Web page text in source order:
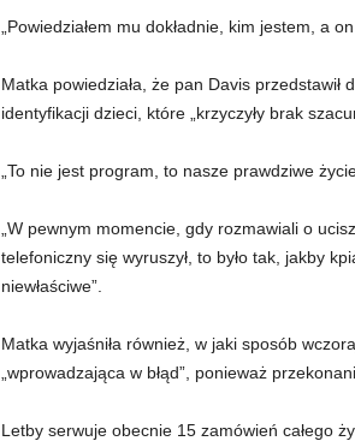
„Powiedziałem mu dokładnie, kim jestem, a
Matka powiedziała, że ​​pan Davis
identyfikacji dzieci, które „krzyczyły brak
„To nie jest program, to nasze prawdziwe
„W pewnym momencie, gdy rozmawiali o
telefoniczny się wyruszył, to było tak, jakby
niewłaściwe”.
Matka wyjaśniła również, w jaki sposób
„wprowadzająca w błąd”, ponieważ
Letby serwuje obecnie 15 zamówień całego